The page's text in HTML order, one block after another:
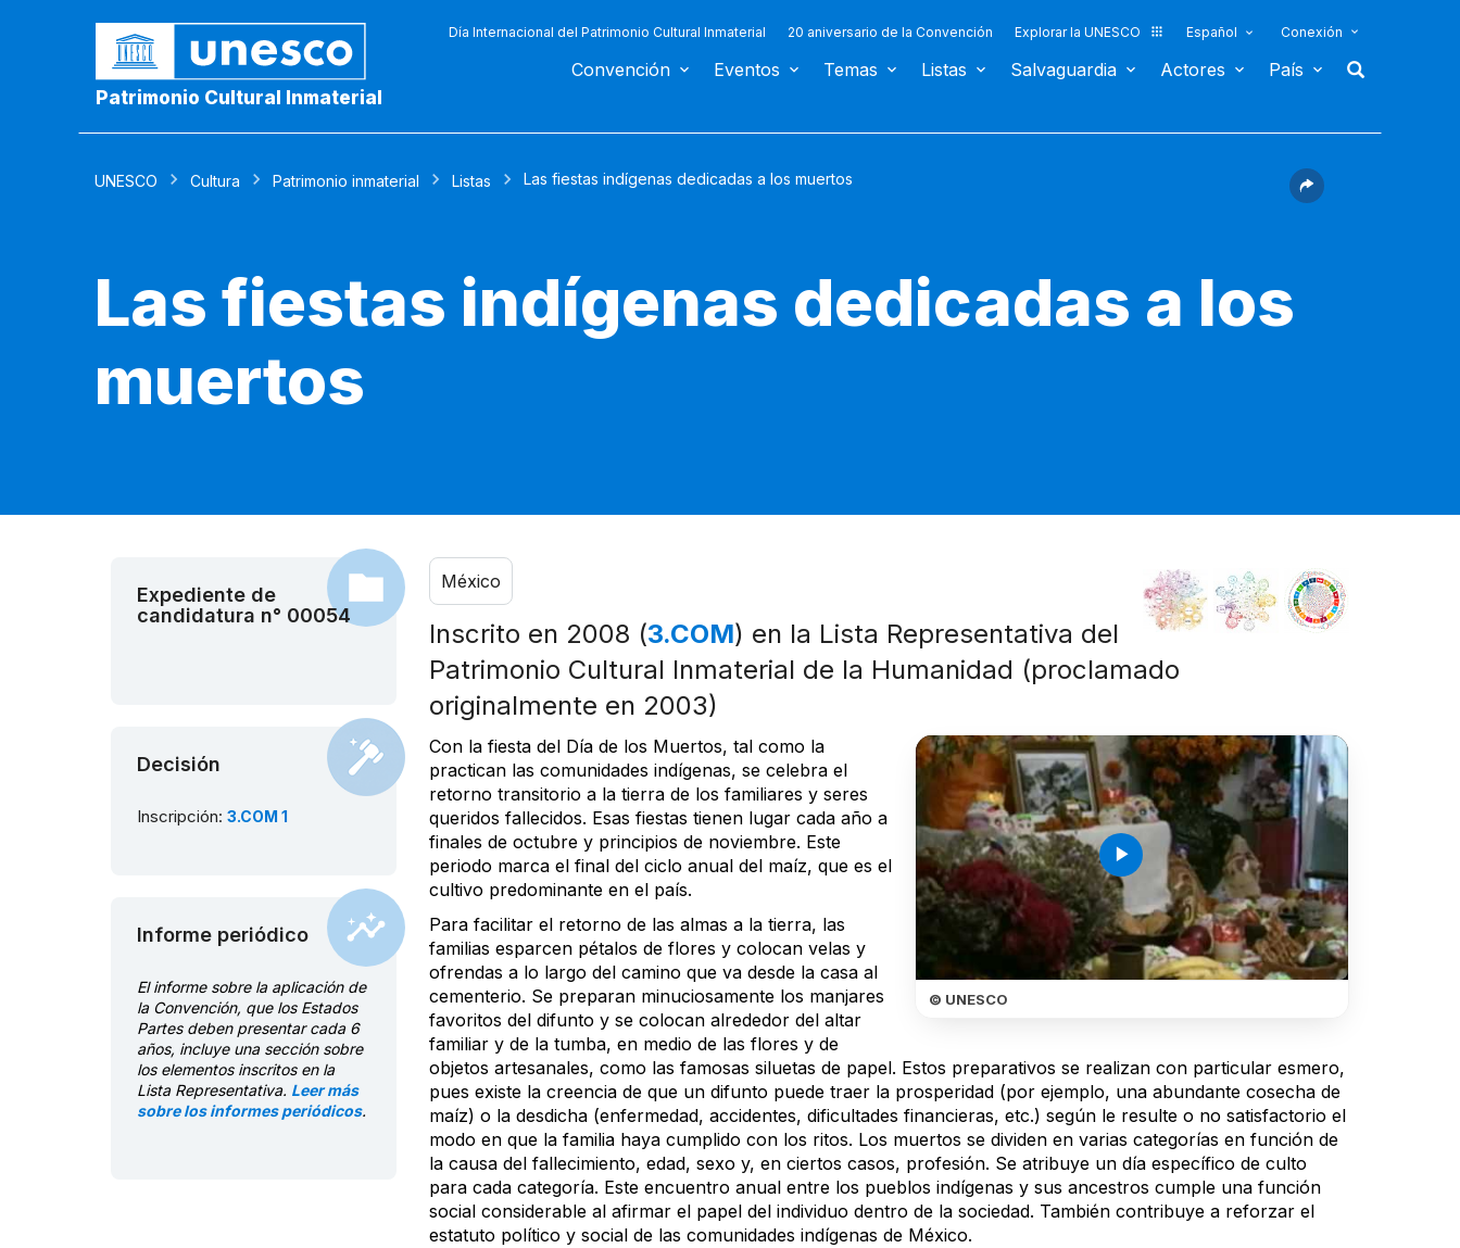
Patrimonio Cultural Inmaterial
Día Internacional del Patrimonio Cultural Inmaterial 20 aniversario de la Convención Explorar la UNESCO Español Conexión
Convención Eventos Temas Listas Salvaguardia Actores País
UNESCO Cultura Patrimonio inmaterial Listas Las fiestas indígenas dedicadas a los muertos
Las fiestas indígenas dedicadas a los
muertos
Expediente de
candidatura n° 00054
Decisión
Inscripción: 3.COM 1
Informe periódico
El informe sobre la aplicación de
la Convención, que los Estados
Partes deben presentar cada 6
años, incluye una sección sobre
los elementos inscritos en la
Lista Representativa. Leer más
sobre los informes periódicos.
México
Inscrito en 2008 (3.COM) en la Lista Representativa del
Patrimonio Cultural Inmaterial de la Humanidad (proclamado
originalmente en 2003)
play_arrow
© UNESCO
Con la fiesta del Día de los Muertos, tal como la
practican las comunidades indígenas, se celebra el
retorno transitorio a la tierra de los familiares y seres
queridos fallecidos. Esas fiestas tienen lugar cada año a
finales de octubre y principios de noviembre. Este
periodo marca el final del ciclo anual del maíz, que es el
cultivo predominante en el país.
Para facilitar el retorno de las almas a la tierra, las
familias esparcen pétalos de flores y colocan velas y
ofrendas a lo largo del camino que va desde la casa al
cementerio. Se preparan minuciosamente los manjares
favoritos del difunto y se colocan alrededor del altar
familiar y de la tumba, en medio de las flores y de
objetos artesanales, como las famosas siluetas de papel. Estos preparativos se realizan con particular esmero,
pues existe la creencia de que un difunto puede traer la prosperidad (por ejemplo, una abundante cosecha de
maíz) o la desdicha (enfermedad, accidentes, dificultades financieras, etc.) según le resulte o no satisfactorio el
modo en que la familia haya cumplido con los ritos. Los muertos se dividen en varias categorías en función de
la causa del fallecimiento, edad, sexo y, en ciertos casos, profesión. Se atribuye un día específico de culto
para cada categoría. Este encuentro anual entre los pueblos indígenas y sus ancestros cumple una función
social considerable al afirmar el papel del individuo dentro de la sociedad. También contribuye a reforzar el
estatuto político y social de las comunidades indígenas de México.